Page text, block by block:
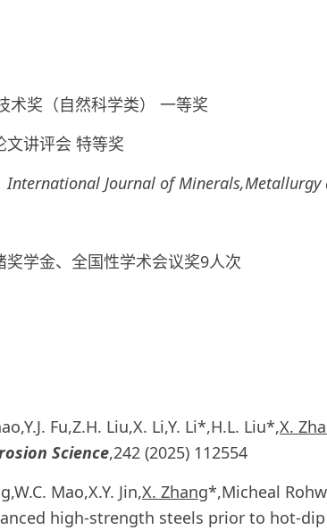
奖（自然科学类） 一等奖
讲评会 特等奖
International Journal of Minerals,Metallurgy
学金、全国性学术会议奖9人次
Fu,Z.H. Liu,X. Li,Y. Li*,H.L. Liu*,X.
Science,242 (2025) 112554
Mao,X.Y. Jin,X. Zhang*,Micheal
high-strength steels prior to hot-